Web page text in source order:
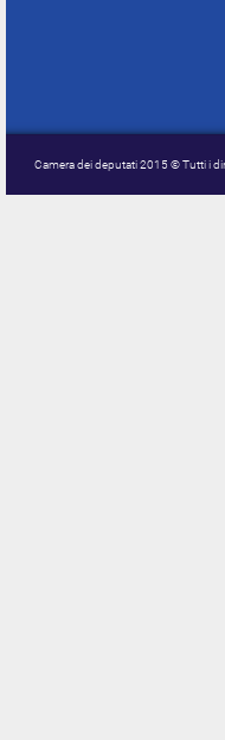
Camera dei deputati 2015 © Tutti i